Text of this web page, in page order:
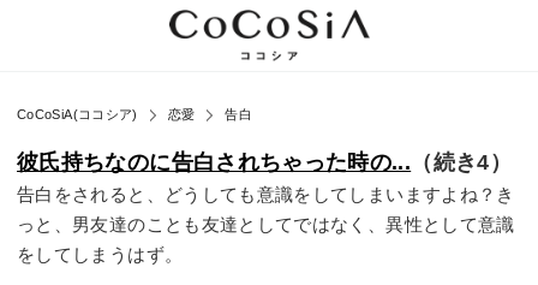
CoCoSiA(ココシア) 恋愛 告白
彼氏持ちなのに告白されちゃった時の... （続き4）
告白をされると、どうしても意識をしてしまいますよね？き
っと、男友達のことも友達としてではなく、異性として意識
をしてしまうはず。